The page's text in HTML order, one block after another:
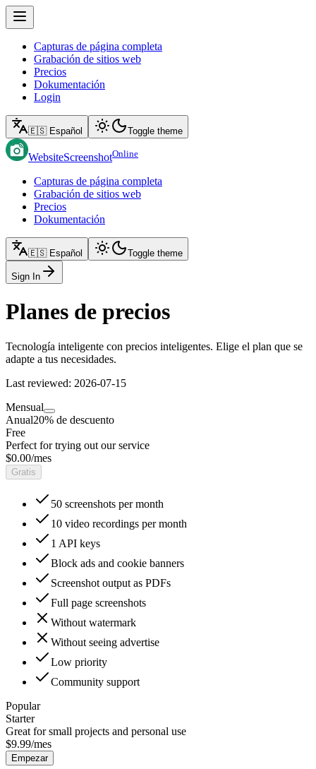
Capturas de página completa
Grabación de sitios web
Precios
Dokumentación
Login
🇪🇸 Español Toggle theme
WebsiteScreenshotOnline
Capturas de página completa
Grabación de sitios web
Precios
Dokumentación
🇪🇸 Español Toggle theme
Sign In
Planes de precios
Tecnología inteligente con precios inteligentes. Elige el plan que se
adapte a tus necesidades.
Last reviewed: 2026-07-15
Mensual
Anual20% de descuento
Free
Perfect for trying out our service
$0.00/mes
Gratis
50 screenshots per month
10 video recordings per month
1 API keys
Block ads and cookie banners
Screenshot output as PDFs
Full page screenshots
Without watermark
Without seeing advertise
Low priority
Community support
Popular
Starter
Great for small projects and personal use
$9.99/mes
Empezar